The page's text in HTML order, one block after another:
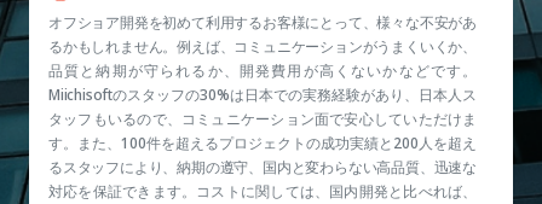
オフショア開発を初めて利用するお客様にとって、様々な不安があ
るかもしれません。例えば、コミュニケーションがうまくいくか、
品質と納期が守られるか、開発費用が高くないかなどです。
Miichisoftのスタッフの30%は日本での実務経験があり、日本人ス
タッフもいるので、コミュニケーション面で安心していただけま
す。また、100件を超えるプロジェクトの成功実績と200人を超え
るスタッフにより、納期の遵守、国内と変わらない高品質、迅速な
対応を保証できます。コストに関しては、国内開発と比べれば、